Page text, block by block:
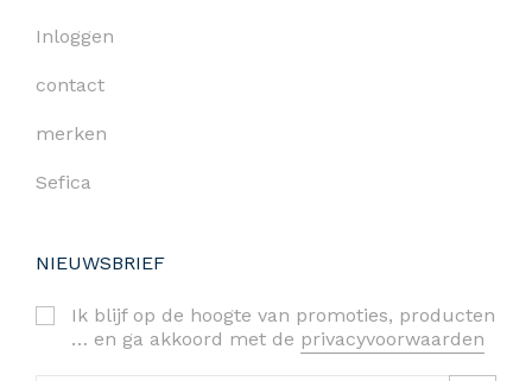
Inloggen
contact
merken
Sefica
NIEUWSBRIEF
Ik blijf op de hoogte van promoties, producten
… en ga akkoord met de privacyvoorwaarden